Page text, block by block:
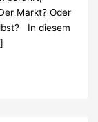
Markt? Oder
In diesem